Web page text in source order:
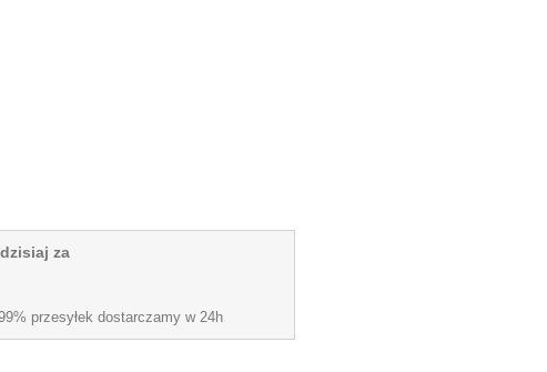
za
przesyłek dostarczamy w 24h